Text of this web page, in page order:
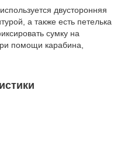
двусторонняя
а также есть петелька
сумку на
помощи карабина,